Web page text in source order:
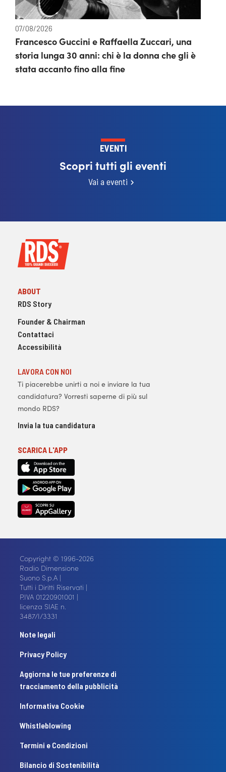
07/08/2026
Francesco Guccini e Raffaella Zuccari, una
storia lunga 30 anni: chi è la donna che gli è
stata accanto fino alla fine
EVENTI
Scopri tutti gli eventi
Vai a eventi
ABOUT
RDS Story
Founder & Chairman
Contattaci
Accessibilità
LAVORA CON NOI
Ti piacerebbe unirti a noi e inviare la tua
candidatura? Vorresti saperne di più sul
mondo RDS?
Invia la tua candidatura
SCARICA L'APP
Copyright © 1996-2026
Radio Dimensione
Suono S.p.A |
Tutti i Diritti Riservati |
P.IVA 01220901001 |
licenza SIAE n.
3487/I/3331
Note legali
Privacy Policy
Aggiorna le tue preferenze di
tracciamento della pubblicità
Informativa Cookie
Whistleblowing
Termini e Condizioni
Bilancio di Sostenibilità